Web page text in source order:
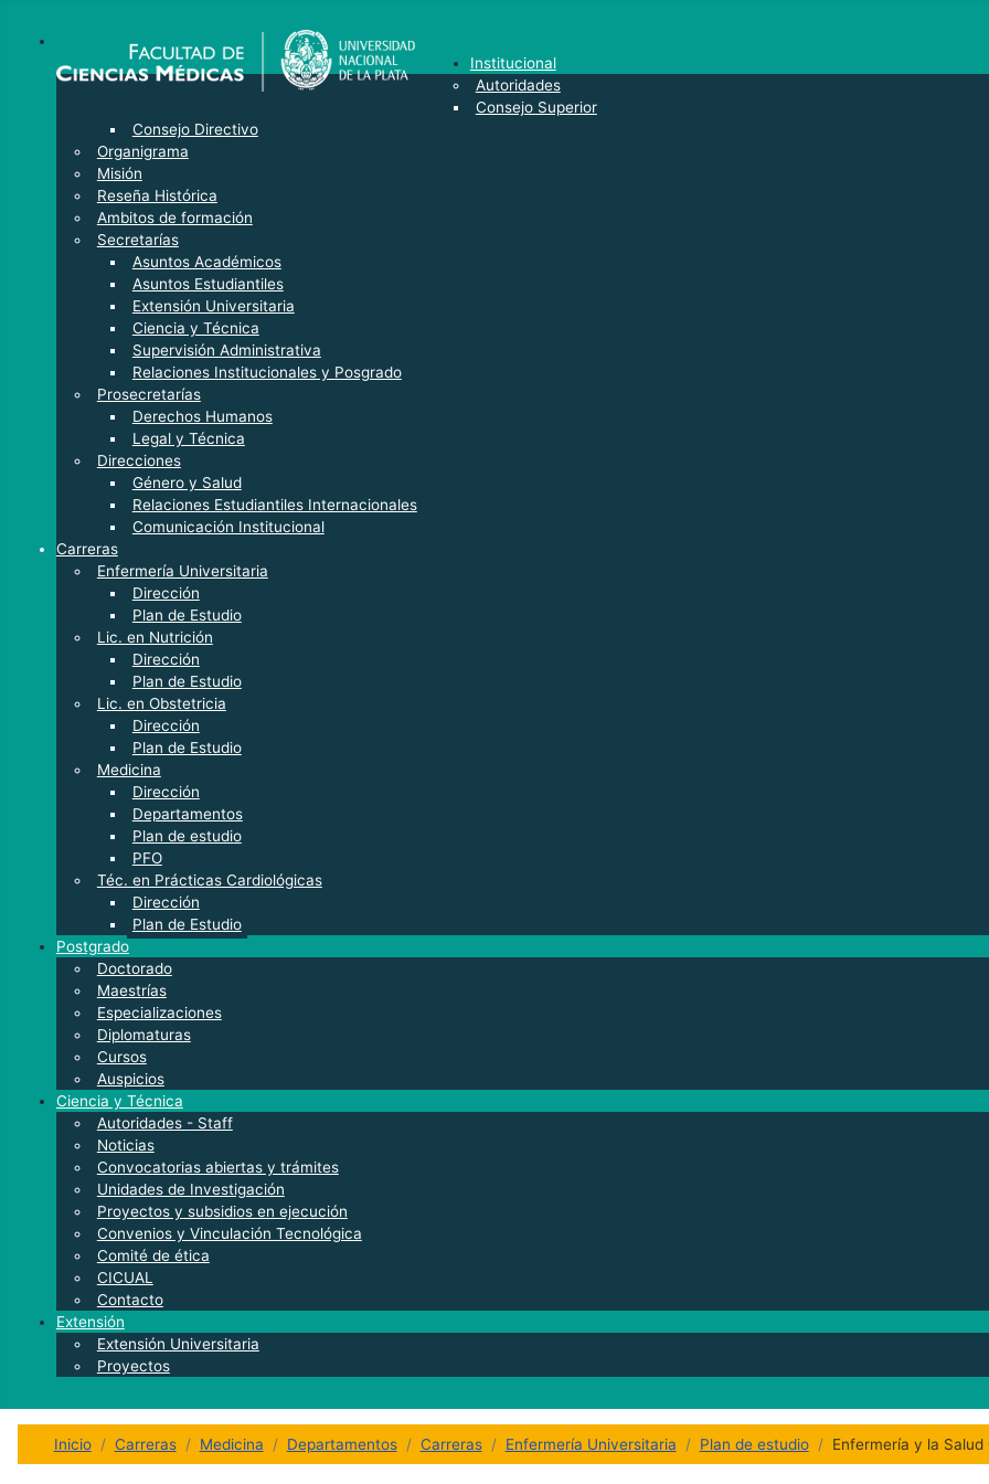
Institucional
Autoridades
Consejo Superior
Consejo Directivo
Organigrama
Misión
Reseña Histórica
Ambitos de formación
Secretarías
Asuntos Académicos
Asuntos Estudiantiles
Extensión Universitaria
Ciencia y Técnica
Supervisión Administrativa
Relaciones Institucionales y Posgrado
Prosecretarías
Derechos Humanos
Legal y Técnica
Direcciones
Género y Salud
Relaciones Estudiantiles Internacionales
Comunicación Institucional
Carreras
Enfermería Universitaria
Dirección
Plan de Estudio
Lic. en Nutrición
Dirección
Plan de Estudio
Lic. en Obstetricia
Dirección
Plan de Estudio
Medicina
Dirección
Departamentos
Plan de estudio
PFO
Téc. en Prácticas Cardiológicas
Dirección
Plan de Estudio
Postgrado
Doctorado
Maestrías
Especializaciones
Diplomaturas
Cursos
Auspicios
Ciencia y Técnica
Autoridades - Staff
Noticias
Convocatorias abiertas y trámites
Unidades de Investigación
Proyectos y subsidios en ejecución
Convenios y Vinculación Tecnológica
Comité de ética
CICUAL
Contacto
Extensión
Extensión Universitaria
Proyectos
Inicio Carreras Medicina Departamentos Carreras Enfermería Universitaria Plan de estudio Enfermería y la Salud